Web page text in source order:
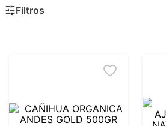
2.
citrato magnesio
7.
proteina